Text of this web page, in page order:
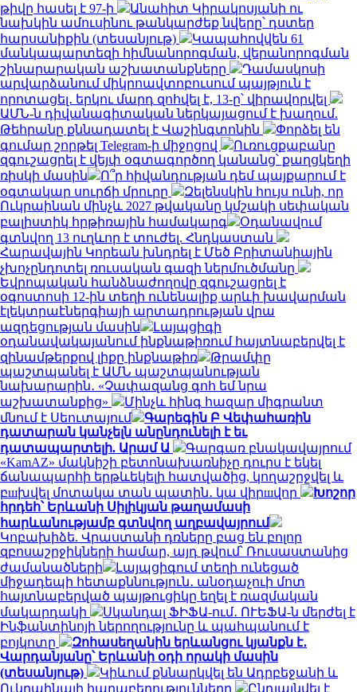
թիվը հասել է 97-ի
Անահիտ Կիրակոսյանի ու
նախկին ամուսինու թանկարժեք նվերը՝ դստեր
հարսանիքին (տեսանյութ)
Կապահովվեն 61
մանկապարտեզի հիմնանորոգման, վերանորոգման
շինարարական աշխատանքները
Դամասկոսի
արվարձանում միկրոավտոբուսում պայթյուն է
որոտացել․ երկու մարդ զոհվել է, 13-ը՝ վիրավորվել
ԱՄՆ-ն դիվանագիտական ներկայացում է խաղում.
Թեհրանը քննադատել է Վաշինգտոնին
Փորձել են
գումար շորթել Telegram-ի միջոցով
Ուռուցքաբանը
զգուշացրել է վեյփ օգտագործող կանանց՝ քաղցկեղի
ռիսկի մասին
Ո՞ր հիվանդության դեմ պայքարում է
օգտակար սուրճի մրուրը
Զելենսկին հույս ունի, որ
Ուկրաինան մինչև 2027 թվականը կմշակի սեփական
բալիստիկ հրթիռային համակարգ
Օդանավում
գտնվող 13 ուղևոր է տուժել. Հնդկաստան
Հարավային Կորեան խնդրել է Մեծ Բրիտանիային
չխոչընդոտել ռուսական գազի ներմուծմանը
Եվրոպական հանձնաժողովը զգուշացրել է
օգոստոսի 12-ին տեղի ունենալիք արևի խավարման
էլեկտրաէներգիայի արտադրության վրա
ազդեցության մասին
Լայպցիգի
օդանավակայանում ինքնաթիռում հայտնաբերվել է
զինամթերքով լիքը ինքնաթիռ
Թրամփը
պաշտպանել է ԱՄՆ պաշտպանության
նախարարին․ «Չափազանց գոհ եմ նրա
աշխատանքից»
Մինչև հինգ հազար միգրանտ
մնում է Սեուտայում
Գարեգին Բ Վեփահառին
դատարան կանչելն անընդունելի է եւ
դատապարտելի. Արամ Ա
Գարգառ բնակավայրում
«KamAZ» մակնիշի բետոնախառնիչը դուրս է եկել
ճանապարհի երթևեկելի հատվածից, կողաշրջվել և
բшխվել մոտակա տան պատին․ կա վիրшվոր
Խոշոր
հրդեհ՝ Երևանի Սիլիկյան թաղամասի
հարևանությամբ գտնվող աղբավայրում
Կոբախիձե. Վրաստանի դռները բաց են բոլոր
զբոսաշրջիկների համար, այդ թվում՝ Ռուսաստանից
ժամանածների
Լայպցիգում տեղի ունեցած
միջադեպի հետաքննություն․ անօդաչուի մոտ
հայտնաբերված պայթուցիկը եղել է ռազմական
մակարդակի
Սկանդալ ՖԻՖԱ-ում․ ՈՒԵՖԱ-ն մերժել է
Ինֆանտինոյի ներողությունը և պահպանում է
բոյկոտը
Զոհասեղանին երևանցու կյանքն է․
Վարդանյանը՝ Երևանի օդի որակի մասին
(տեսանյութ)
Կիևում քննարկվել են Ադրբեջանի և
Ուկրաինայի հարաբերությունները
Ընդլայնվել է